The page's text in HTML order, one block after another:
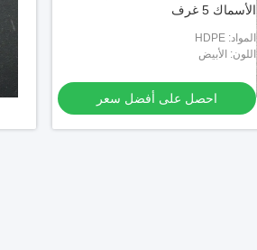
الأسماك 5 غرف
المواد: HDPE
اللون: الأبيض
احصل على أفضل سعر